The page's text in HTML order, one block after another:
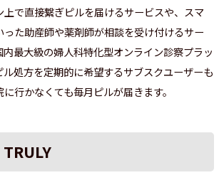
上で直接繋ぎピルを届けるサービスや、スマ
った助産師や薬剤師が相談を受け付けるサー
内最大級の婦人科特化型オンライン診察プラッ
ル処方を定期的に希望するサブスクユーザーも
行かなくても毎月ピルが届きます。